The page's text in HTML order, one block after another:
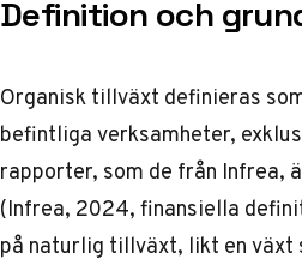
Definition och
Organisk tillväxt definieras
befintliga verksamheter,
rapporter, som de från Infrea,
(Infrea, 2024,finansiella
på naturlig tillväxt, likt en växt